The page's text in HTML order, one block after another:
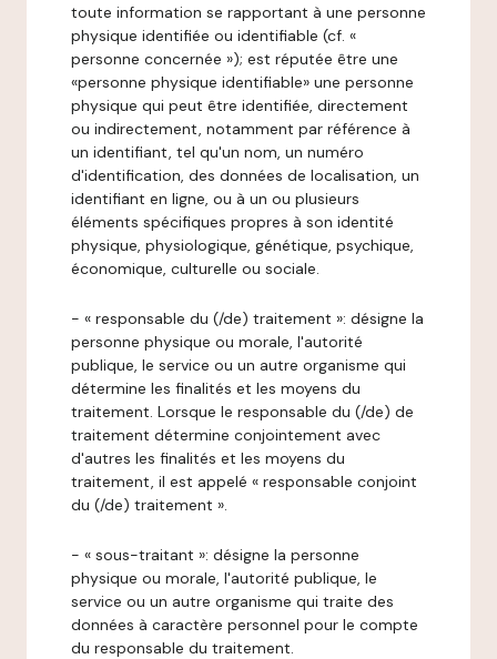
toute information se rapportant à une personne
physique identifiée ou identifiable (cf. «
personne concernée »); est réputée être une
«personne physique identifiable» une personne
physique qui peut être identifiée, directement
ou indirectement, notamment par référence à
un identifiant, tel qu'un nom, un numéro
d'identification, des données de localisation, un
identifiant en ligne, ou à un ou plusieurs
éléments spécifiques propres à son identité
physique, physiologique, génétique, psychique,
économique, culturelle ou sociale.
- « responsable du (/de) traitement »: désigne la
personne physique ou morale, l'autorité
publique, le service ou un autre organisme qui
détermine les finalités et les moyens du
traitement. Lorsque le responsable du (/de) de
traitement détermine conjointement avec
d'autres les finalités et les moyens du
traitement, il est appelé « responsable conjoint
du (/de) traitement ».
- « sous-traitant »: désigne la personne
physique ou morale, l'autorité publique, le
service ou un autre organisme qui traite des
données à caractère personnel pour le compte
du responsable du traitement.